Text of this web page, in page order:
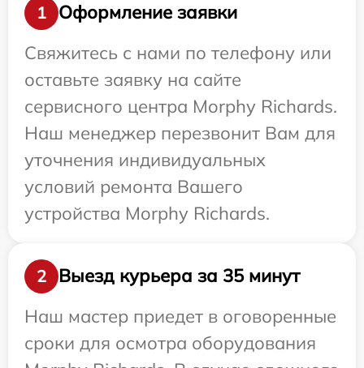
1
Оформление заявки
Свяжитесь с нами по телефону или
оставьте заявку на сайте
сервисного центра Morphy Richards.
Наш менеджер перезвонит Вам для
уточнения индивидуальных
условий ремонта Вашего
устройства Morphy Richards.
2
Выезд курьера за 35 минут
Наш мастер приедет в оговоренные
сроки для осмотра оборудования